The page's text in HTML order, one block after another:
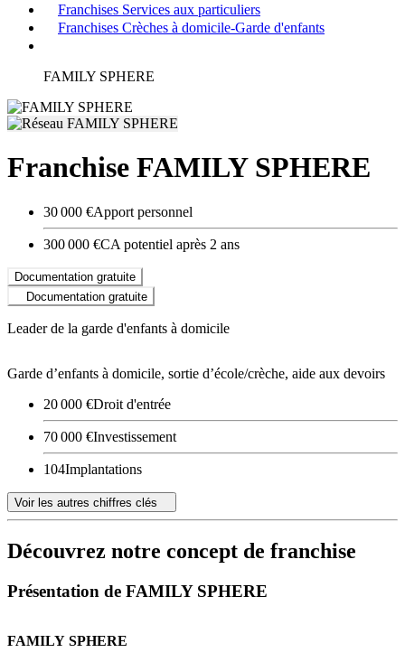
Franchises Services aux particuliers
Franchises Crèches à domicile-Garde d'enfants
FAMILY SPHERE
Franchise FAMILY SPHERE
30 000 €Apport personnel
300 000 €CA potentiel après 2 ans
Documentation gratuite
Documentation gratuite
Leader de la garde d'enfants à domicile
Garde d’enfants à domicile, sortie d’école/crèche, aide aux devoirs
20 000 €Droit d'entrée
70 000 €Investissement
104Implantations
Voir les autres chiffres clés
Découvrez notre concept de franchise
Présentation de FAMILY SPHERE
FAMILY SPHERE